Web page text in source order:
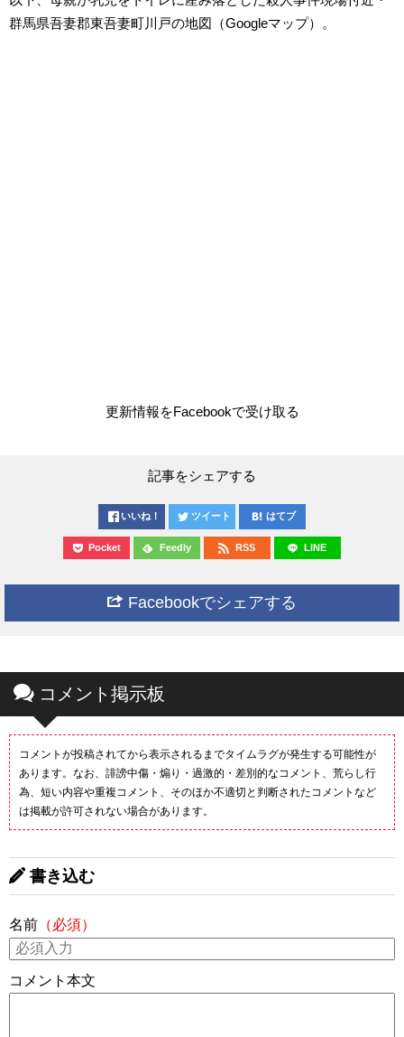
群馬県吾妻郡東吾妻町川戸の地図（Googleマップ）。
更新情報をFacebookで受け取る
記事をシェアする
いいね！ ツイート はてブ
Pocket Feedly RSS LINE
Facebookでシェアする
コメント掲示板
コメントが投稿されてから表示されるまでタイムラグが発生する可能性が
あります。なお、誹謗中傷・煽り・過激的・差別的なコメント、荒らし行
為、短い内容や重複コメント、そのほか不適切と判断されたコメントなど
は掲載が許可されない場合があります。
書き込む
名前 （必須）
コメント本文